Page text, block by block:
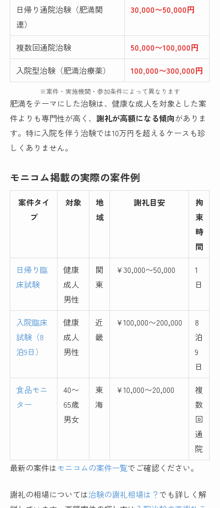
日帰り通院治験（肥満関
連）
30,000〜50,000円
複数回通院治験
50,000〜100,000円
入院型治験（肥満治療薬）
100,000〜300,000円
※案件・実施機関・参加条件によって異なります
肥満をテーマにした治験は、健康な成人を対象とした案
件よりも専門性が高く、謝礼が高額になる傾向がありま
す。特に入院を伴う治験では10万円を超えるケースも珍
しくありません。
モニコム掲載の実際の案件例
案件タイ
プ
対象
地
域
謝礼目安
拘
束
時
間
日帰り臨
床試験
健康
成人
男性
関
東
¥30,000〜50,000
1
日
入院臨床
試験（8
泊9日）
健康
成人
男性
近
畿
¥100,000〜200,000
8
泊
9
日
食品モニ
ター
40〜
65歳
男女
東
海
¥10,000〜20,000
複
数
回
通
院
最新の案件はモニコムの案件一覧でご確認ください。
謝礼の相場については治験の謝礼相場は？ でも詳しく解